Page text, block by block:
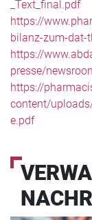
_Text_final.pdf
https://
bilanz-zum-dat-
https://
presse/
https://
content/
e.pdf